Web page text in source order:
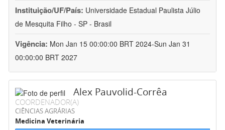
Instituição/UF/País: Universidade Estadual Paulista Júlio
de Mesquita Filho - SP - Brasil
Vigência: Mon Jan 15 00:00:00 BRT 2024-Sun Jan 31
00:00:00 BRT 2027
Alex Pauvolid-Corrêa
COORDENADOR(A)
CIÊNCIAS AGRÁRIAS
Medicina Veterinária